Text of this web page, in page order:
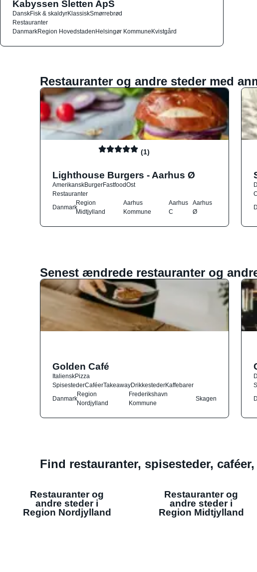
Kabyssen Sletten ApS
DanskFisk & skaldyrKlassiskSmørrebrød
Restauranter
DanmarkRegion HovedstadenHelsingør KommuneKvistgård
Restauranter og andre steder med
(1)
Lighthouse Burgers - Aarhus Ø
AmerikanskBurgerFastfoodOst
Restauranter
Danmark
Region
Midtjylland
Aarhus
Kommune
Aarhus
C
Aarhus
Ø
Senest ændrede restauranter og
Golden Café
ItalienskPizza
SpisestederCaféerTakeawayDrikkestederKaffebarer
Danmark
Region
Nordjylland
Frederikshavn
Kommune
Skagen
Find restauranter, spisesteder,
Restauranter og
andre steder i
Region Nordjylland
Restauranter og
andre steder i
Region Midtjylland